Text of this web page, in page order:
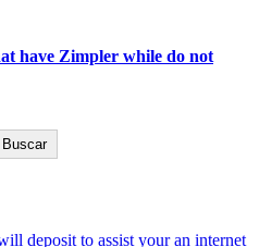
have Zimpler while do not
Buscar
deposit to assist your an internet